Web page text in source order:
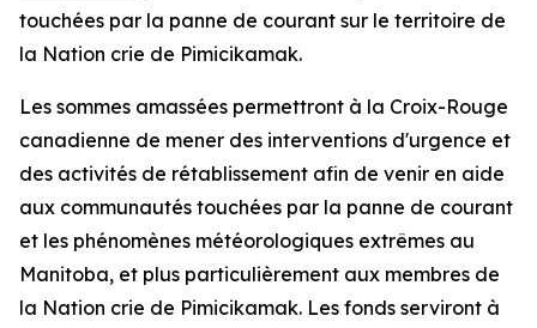
touchées par la panne de courant sur le territoire de
la Nation crie de Pimicikamak.
Les sommes amassées permettront à la Croix-Rouge
canadienne de mener des interventions d'urgence et
des activités de rétablissement afin de venir en aide
aux communautés touchées par la panne de courant
et les phénomènes météorologiques extrêmes au
Manitoba, et plus particulièrement aux membres de
la Nation crie de Pimicikamak. Les fonds serviront à